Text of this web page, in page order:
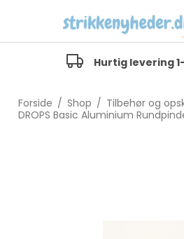
Hurtig levering
Forside / Shop / Tilbehør og
DROPS Basic Aluminium